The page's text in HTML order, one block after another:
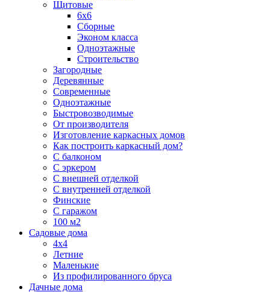
Щитовые
6х6
Сборные
Эконом класса
Одноэтажные
Строительство
Загородные
Деревянные
Современные
Одноэтажные
Быстровозводимые
От производителя
Изготовление каркасных домов
Как построить каркасный дом?
С балконом
С эркером
С внешней отделкой
С внутренней отделкой
Финские
С гаражом
100 м2
Садовые дома
4х4
Летние
Маленькие
Из профилированного бруса
Дачные дома